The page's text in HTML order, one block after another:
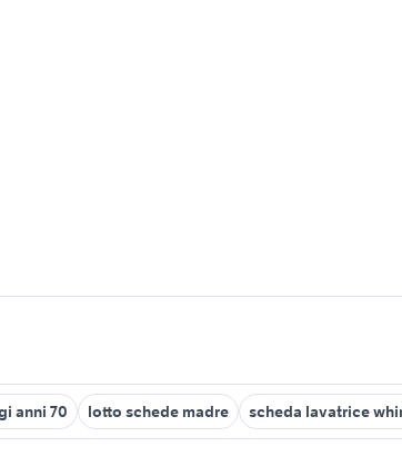
anni 70 lotto schede madre scheda lavatrice